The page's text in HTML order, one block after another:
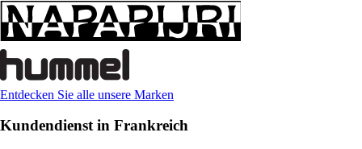
Entdecken Sie alle unsere Marken
Kundendienst in Frankreich